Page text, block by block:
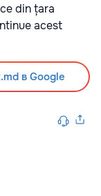
din țara
acest
в Google